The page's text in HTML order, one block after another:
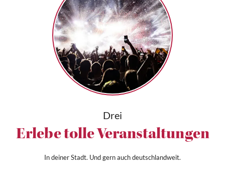
Drei
Erlebe tolle Veranstaltungen
In deiner Stadt. Und gern auch deutschlandweit.